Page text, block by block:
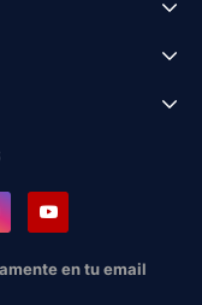
en tu email